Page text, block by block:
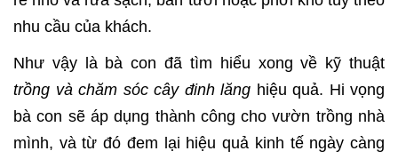
nhu cầu của khách.
Như vậy là bà con đã tìm hiểu xong về kỹ thuật
trồng và chăm sóc cây đinh lăng hiệu quả. Hi vọng
bà con sẽ áp dụng thành công cho vườn trồng nhà
mình, và từ đó đem lại hiệu quả kinh tế ngày càng